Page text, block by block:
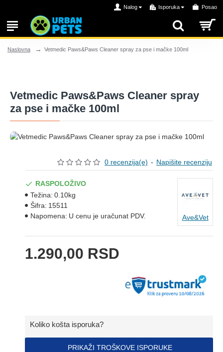
Nalog Isporuka Posao
Naslovna Vetmedic Paws&Paws Cleaner spray za pse i mačke 100ml
Vetmedic Paws&Paws Cleaner spray
za pse i mačke 100ml
0 recenzija(e) - Napišite recenziju
1.290,00 RSD
RASPOLOŽIVO
Težina: 0.10kg
Šifra: 15511
Napomena: U cenu je uračunat PDV. Ave&Vet
Koliko košta isporuka?
PRIKAŽI TROŠKOVE ISPORUKE